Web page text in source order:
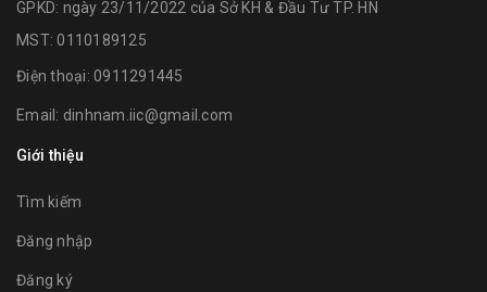
GPKD: ngày 23/11/2022 của Sở KH & Đầu Tư TP. HN
MST: 0110189125
Điện thoại: 0911291445
Email: dinhnam.iic@gmail.com
Giới thiệu
Tìm kiếm
Đăng nhập
Đăng ký